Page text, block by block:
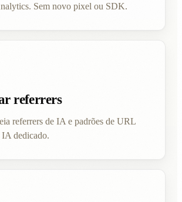
Sem novo pixel ou SDK.
referrers
referrers de IA e padrões de URL
dedicado.